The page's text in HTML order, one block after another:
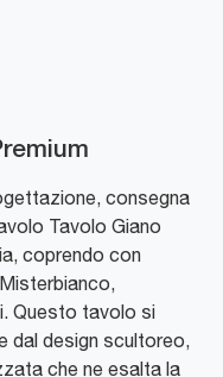
consegna
Tavolo Giano
coprendo con
Questo tavolo si
dal design scultoreo,
che ne esalta la